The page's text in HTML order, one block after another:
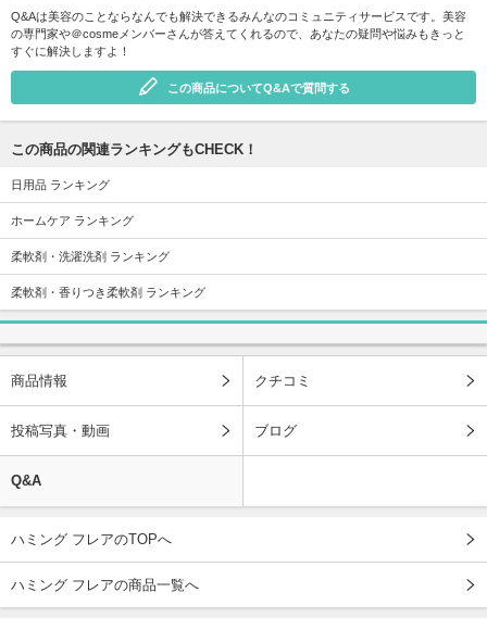
Q&Aは美容のことならなんでも解決できるみんなのコミュニティサービスです。美容
の専門家や＠cosmeメンバーさんが答えてくれるので、あなたの疑問や悩みもきっと
すぐに解決しますよ！
この商品についてQ&Aで質問する
この商品の関連ランキングもCHECK！
日用品 ランキング
ホームケア ランキング
柔軟剤・洗濯洗剤 ランキング
柔軟剤・香りつき柔軟剤 ランキング
商品情報 クチコミ
投稿写真・動画 ブログ
Q&A
ハミング フレアのTOPへ
ハミング フレアの商品一覧へ